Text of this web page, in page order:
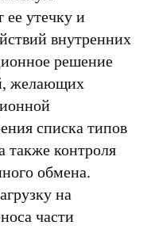
утечку и
внутренних
решение
желающих
списка типов
также контроля
обмена.
на
части